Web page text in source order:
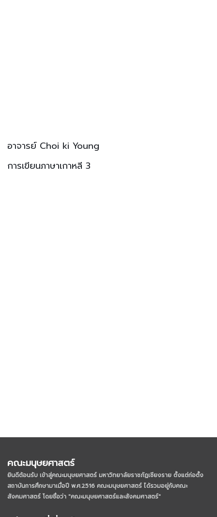
อาจารย์ Choi ki Young
การเขียนภาษาเกาหลี 3
คณะมนุษยศาสตร์
ยินดีต้อนรับ เข้าสู่คณะมนุษยศาสตร์ มหาวิทยาลัยราชภัฏเชียงราย ตั้งแต่ก่อตั้ง
สถาบันการศึกษามาเมื่อปี พ.ศ.2516 คณะมนุษยศาสตร์ ได้รวมอยู่กับคณะ
สังคมศาสตร์ โดยชื่อว่า "คณะมนุษยศาสตร์และสังคมศาสตร์"